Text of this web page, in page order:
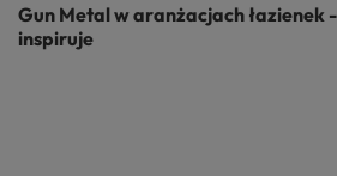
Gun Metal w aranżacjach łazienek
inspiruje